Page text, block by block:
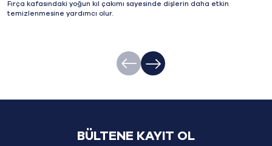
Fırça kafasındaki yoğun kıl çakımı sayesinde dişlerin daha etkin
temizlenmesine yardımcı olur.
BÜLTENE KAYIT OL